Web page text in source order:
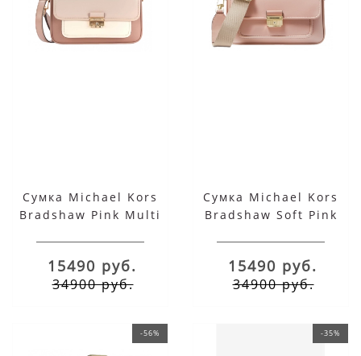
Сумка Michael Kors
Bradshaw Pink Multi
15490 руб.
34900 руб.
Сумка Michael Kors
Bradshaw Soft Pink
15490 руб.
34900 руб.
-56% -35%